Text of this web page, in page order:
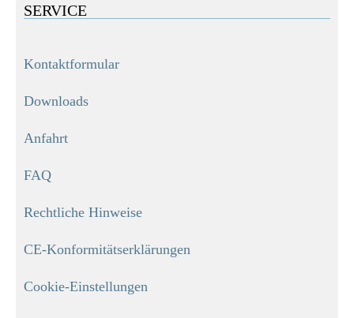
SERVICE
Kontaktformular
Downloads
Anfahrt
FAQ
Rechtliche Hinweise
CE-Konformitätserklärungen
Cookie-Einstellungen